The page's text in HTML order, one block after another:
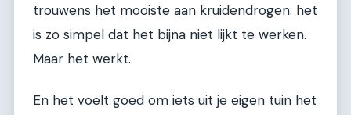
trouwens het mooiste aan kruidendrogen: het
is zo simpel dat het bijna niet lijkt te werken.
Maar het werkt.
En het voelt goed om iets uit je eigen tuin het